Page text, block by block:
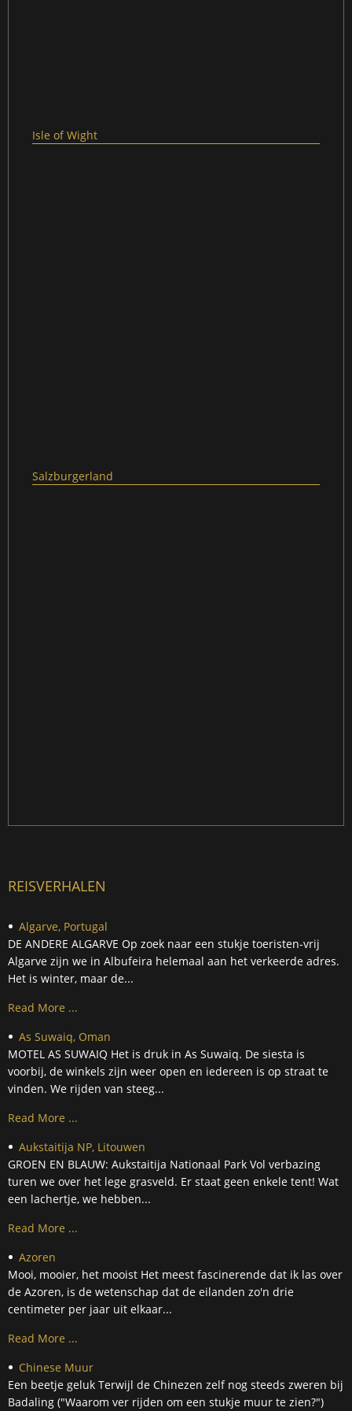
Isle of Wight
Salzburgerland
REISVERHALEN
Algarve, Portugal
DE ANDERE ALGARVE Op zoek naar een stukje toeristen-vrij
Algarve zijn we in Albufeira helemaal aan het verkeerde adres.
Het is winter, maar de...
Read More ...
As Suwaiq, Oman
MOTEL AS SUWAIQ Het is druk in As Suwaiq. De siesta is
voorbij, de winkels zijn weer open en iedereen is op straat te
vinden. We rijden van steeg...
Read More ...
Aukstaitija NP, Litouwen
GROEN EN BLAUW: Aukstaitija Nationaal Park Vol verbazing
turen we over het lege grasveld. Er staat geen enkele tent! Wat
een lachertje, we hebben...
Read More ...
Azoren
Mooi, mooier, het mooist Het meest fascinerende dat ik las over
de Azoren, is de wetenschap dat de eilanden zo'n drie
centimeter per jaar uit elkaar...
Read More ...
Chinese Muur
Een beetje geluk Terwijl de Chinezen zelf nog steeds zweren bij
Badaling ("Waarom ver rijden om een stukje muur te zien?")